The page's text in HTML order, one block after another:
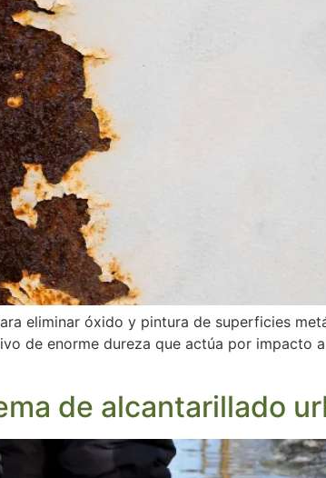
eliminar óxido y pintura de superficies
de enorme dureza que actúa por impacto
de alcantarillado